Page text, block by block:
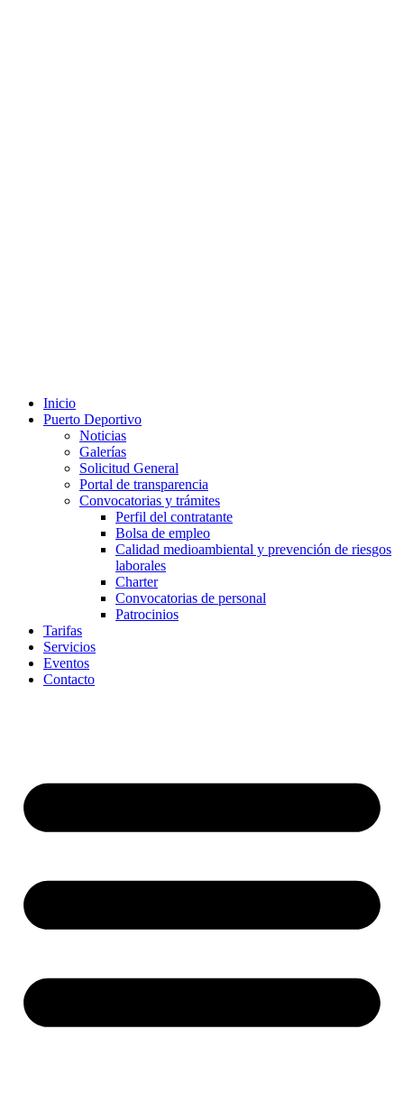
Inicio
Puerto Deportivo
Noticias
Galerías
Solicitud General
Portal de transparencia
Convocatorias y trámites
Perfil del contratante
Bolsa de empleo
Calidad medioambiental y prevención de riesgos
laborales
Charter
Convocatorias de personal
Patrocinios
Tarifas
Servicios
Eventos
Contacto